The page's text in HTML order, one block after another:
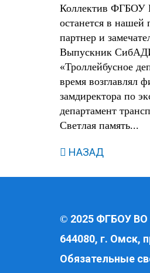
Коллектив ФГБОУ
останется в нашей
партнер и
Выпускник СибАДИ
«Троллейбусное
время возглавлял
замдиректора по
департамент
Светлая память...
НАЗАД
© 2025 ФГБОУ
644080, г. Омск,
Обязательные